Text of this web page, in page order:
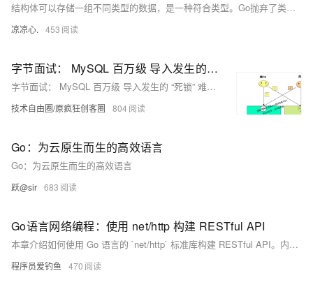
结构体可以存储一组不同类型的数据，是一种符合类型。Go抛弃了类与继承，同时也抛弃了构造方法，刻意弱化了面向对象的功能，Go并非是一个传统OOP的语言，但是Go依旧有着OOP的影子，通过结构体和方法也可以模拟出一个类。
凉凉心. 453
字节面试： MySQL 百万级 导入发生的 “死锁” 难题如何解决？“2序4拆”，彻底攻克
字节面试： MySQL 百万级 导入发生的 “死锁” 难题如何解决？“2序4拆”，彻底攻克
技术自由圈/原疯狂创客圈 804
Go：为云原生而生的高效语言
Go：为云原生而生的高效语言
跃@sir 683
Go语言网络编程：使用 net/http 构建 RESTful API
本章介绍如何使用 Go 语言的 `net/http` 标准库构建 RESTful API。内容涵盖 RESTful API 的基本概念及规范，包括 GET、POST、PUT 和 DELETE 方法的实现。通过定义用户数据结构和模拟数据库，逐步实现获取用户列表、创建用户、更新用户、删除用户的 HTTP 路由处理函数。同时提供辅助函数用于路径参数解析，并展示如何设置路由器启动服务。最后通过 curl 或 Postman 测试接口功能。章节总结了路由分发、JSON 编解码、方法区分、并发安全管理和路径参数解析等关键点，为更复杂需求推荐第三方框架如 Gin、Echo 和 Chi。
程序员爱钓鱼 470